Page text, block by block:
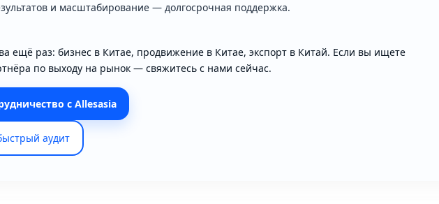
и масштабирование — долгосрочная поддержка.
ещё раз: бизнес в Китае, продвижение в Китае, экспорт в Китай. Если вы ищете
по выходу на рынок — свяжитесь с нами сейчас.
с Allesasia
аудит